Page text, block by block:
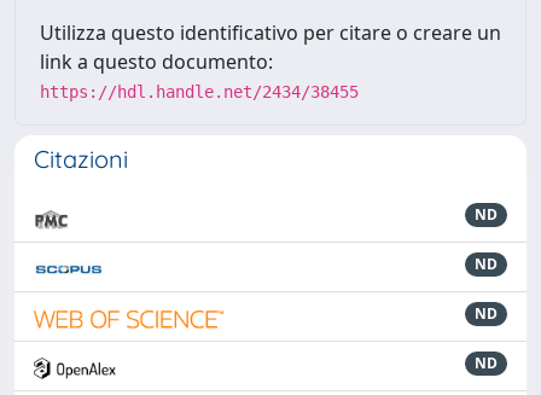
Utilizza questo identificativo per citare o creare un
link a questo documento:
https://hdl.handle.net/2434/38455
Citazioni
ND
ND
ND
ND